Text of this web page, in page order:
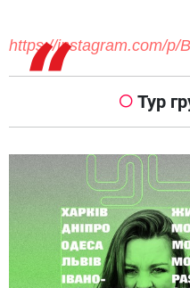
https://instagram.com/p/
Тур